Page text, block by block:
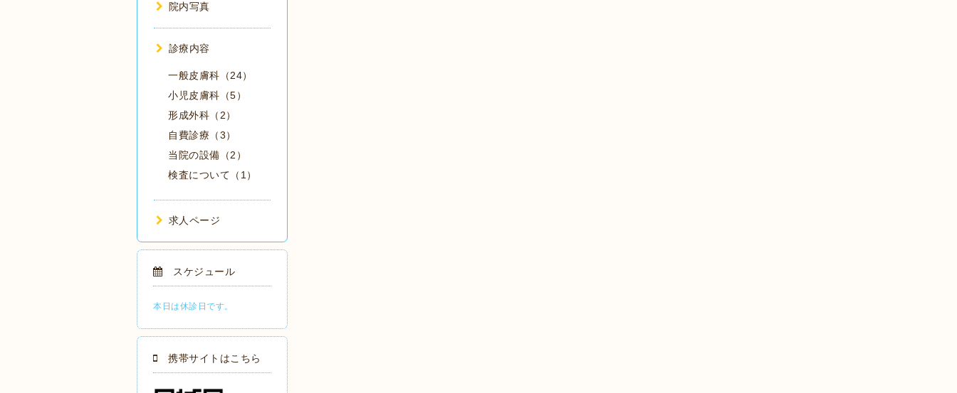
院内写真
診療内容
一般皮膚科（24）
小児皮膚科（5）
形成外科（2）
自費診療（3）
当院の設備（2）
検査について（1）
求人ページ
スケジュール
本日は休診日です。
携帯サイトはこちら